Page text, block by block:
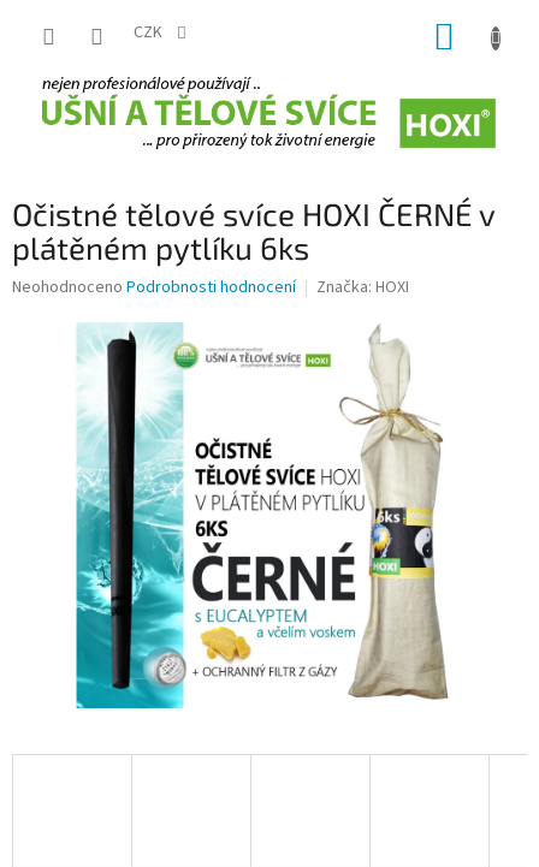
CZK
Očistné tělové svíce HOXI ČERNÉ v
plátěném pytlíku 6ks
Průměrné
hvězdiček.
Neohodnoceno Podrobnosti hodnocení Značka: HOXI